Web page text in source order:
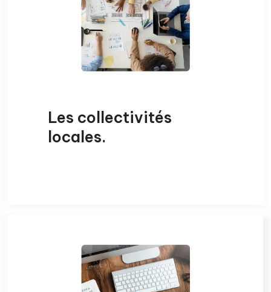
Les collectivités
locales.